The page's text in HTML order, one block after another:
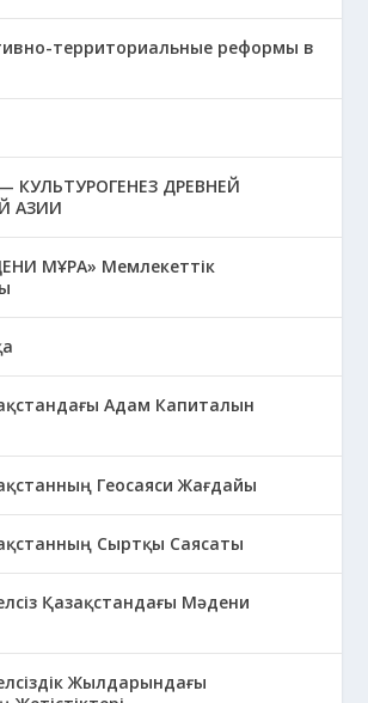
территориальные реформы в
КУЛЬТУРОГЕНЕЗ ДРЕВНЕЙ
АЗИИ
МҰРА» Мемлекеттік
Адам Капиталын
Геосаяси Жағдайы
Сыртқы Саясаты
Қазақстандағы Мәдени
Жылдарындағы